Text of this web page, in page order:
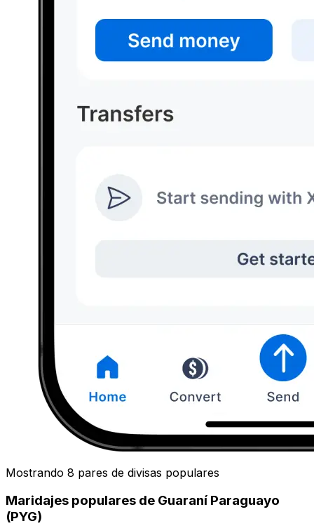
Mostrando 8 pares de divisas populares
Maridajes populares de Guaraní Paraguayo
(PYG)